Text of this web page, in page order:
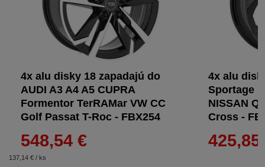
4x alu disky 18 zapadajú do
AUDI A3 A4 A5 CUPRA
Formentor TerRAMar VW CC
Golf Passat T-Roc - FBX254
548,54 €
137,14 € / ks
4x alu
Sportage
NISSAN
Cross -
425,85